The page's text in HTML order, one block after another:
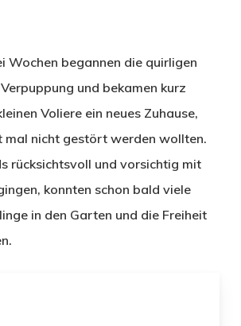
Wochen begannen die quirligen
und bekamen kurz
Voliere ein neues Zuhause,
mal nicht gestört werden wollten.
rücksichtsvoll und vorsichtig mit
konnten schon bald viele
in den Garten und die Freiheit